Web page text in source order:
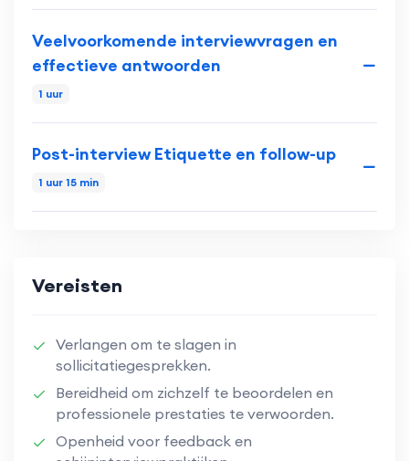
Veelvoorkomende interviewvragen en
effectieve antwoorden
1 uur
Post-interview Etiquette en follow-up
1 uur 15 min
Vereisten
Verlangen om te slagen in
sollicitatiegesprekken.
Bereidheid om zichzelf te beoordelen en
professionele prestaties te verwoorden.
Openheid voor feedback en